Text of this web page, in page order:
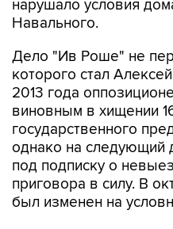
Дело "Ив Роше" не
2013 года
виновным в хищении
государственного
однако на следующий
под подписку о
приговора в силу. В
был изменен на
Навальный считает,